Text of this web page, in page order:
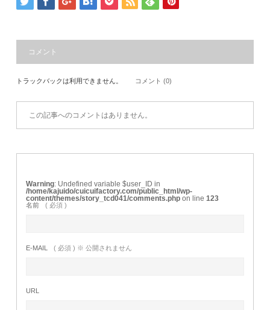
コメント
トラックバックは利用できません。 コメント (0)
この記事へのコメントはありません。
Warning : Undefined variable $user_ID in
/home/kajuido/cuicuifactory.com/public_html/wp-
content/themes/story_tcd041/comments.php on line123
名前 ( 必須 )
E-MAIL ( 必須 ) ※ 公開されません
URL